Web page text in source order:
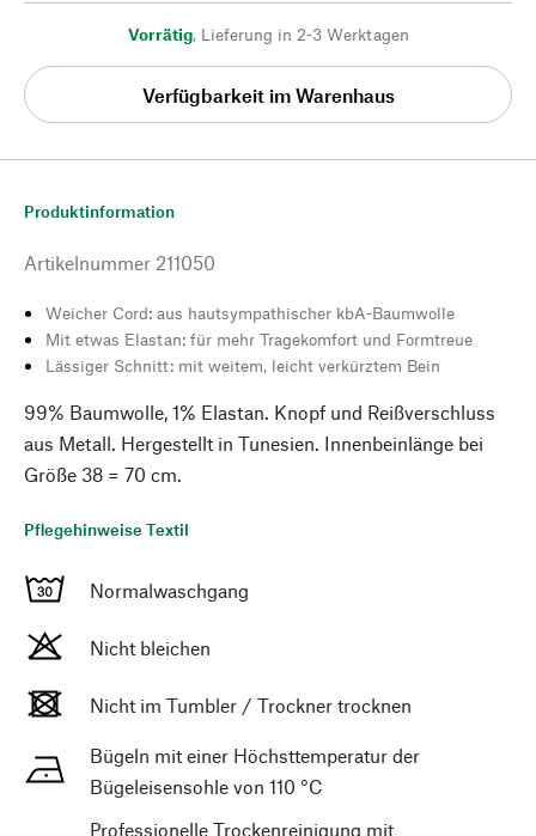
Vorrätig, Lieferung in 2-3 Werktagen
Verfügbarkeit im Warenhaus
Produktinformation
Artikelnummer 211050
Weicher Cord: aus hautsympathischer kbA-Baumwolle
Mit etwas Elastan: für mehr Tragekomfort und Formtreue
Lässiger Schnitt: mit weitem, leicht verkürztem Bein
99% Baumwolle, 1% Elastan. Knopf und Reißverschluss
aus Metall. Hergestellt in Tunesien. Innenbeinlänge bei
Größe 38 = 70 cm.
Pflegehinweise Textil
Normalwaschgang
Nicht bleichen
Nicht im Tumbler / Trockner trocknen
Bügeln mit einer Höchsttemperatur der
Bügeleisensohle von 110 °C
Professionelle Trockenreinigung mit